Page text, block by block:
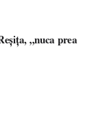
„nuca prea